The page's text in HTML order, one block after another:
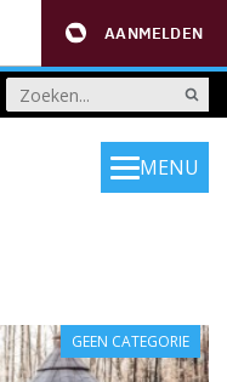
AANMELDEN
MENU
GEEN CATEGORIE